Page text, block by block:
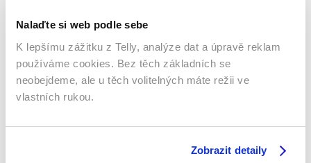
Nalaďte si web podle sebe
K lepšímu zážitku z Telly, analýze dat a úpravě reklam
používáme cookies. Bez těch základních se
neobejdeme, ale u těch volitelných máte režii ve
vlastních rukou.
Zobrazit detaily
místo psů. Z chaosu se stává zábavná cesta plná